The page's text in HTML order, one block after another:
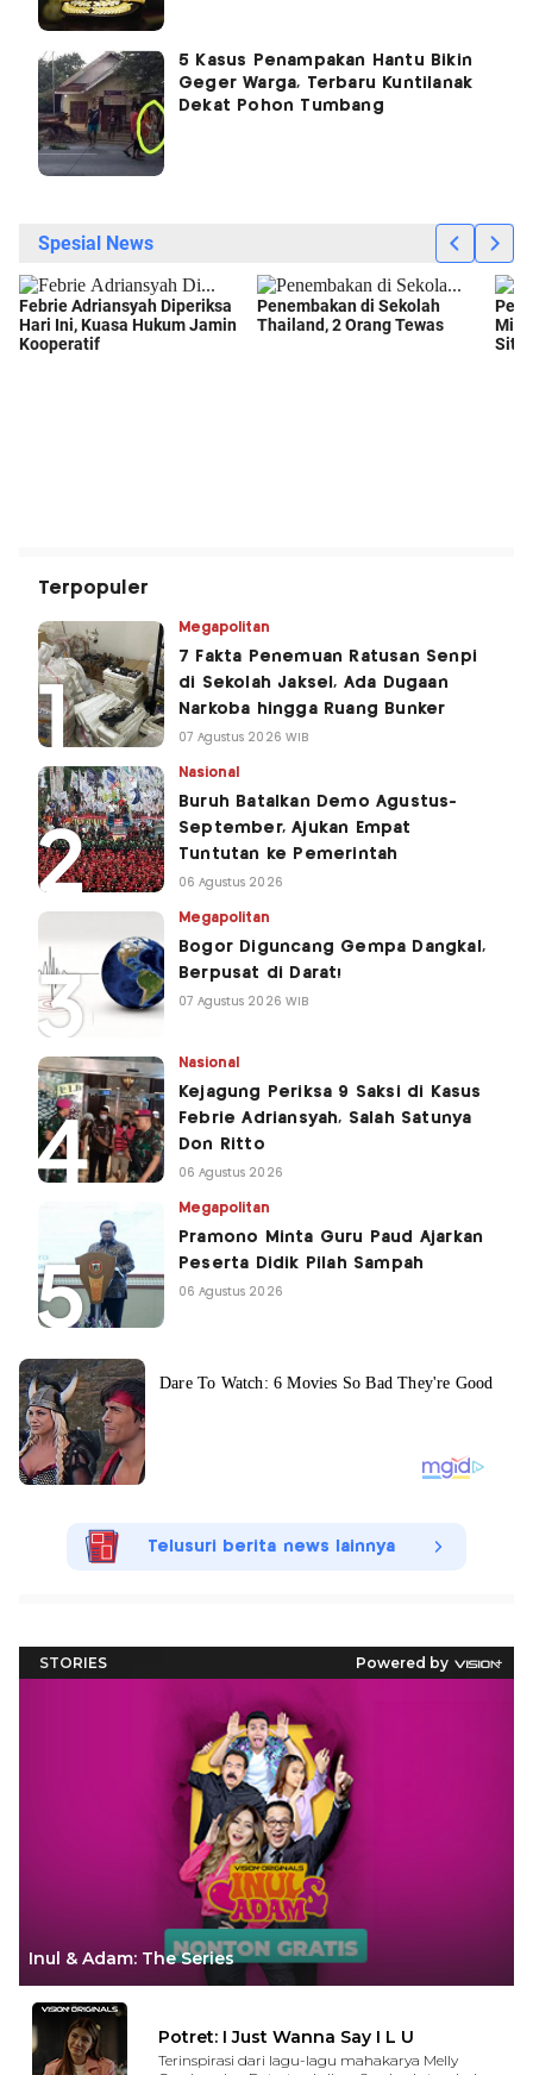
5 Kasus Penampakan Hantu Bikin
Geger Warga, Terbaru Kuntilanak
Dekat Pohon Tumbang
Terpopuler
Megapolitan
7 Fakta Penemuan Ratusan Senpi
di Sekolah Jaksel, Ada Dugaan
Narkoba hingga Ruang Bunker
07 Agustus 2026 WIB
Nasional
Buruh Batalkan Demo Agustus-
September, Ajukan Empat
Tuntutan ke Pemerintah
06 Agustus 2026
Megapolitan
Bogor Diguncang Gempa Dangkal,
Berpusat di Darat!
07 Agustus 2026 WIB
Nasional
Kejagung Periksa 9 Saksi di Kasus
Febrie Adriansyah, Salah Satunya
Don Ritto
06 Agustus 2026
Megapolitan
Pramono Minta Guru Paud Ajarkan
Peserta Didik Pilah Sampah
06 Agustus 2026
Telusuri berita news lainnya